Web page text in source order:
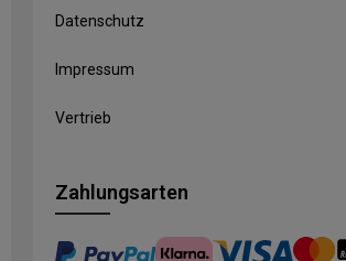
Datenschutz
Impressum
Vertrieb
Zahlungsarten